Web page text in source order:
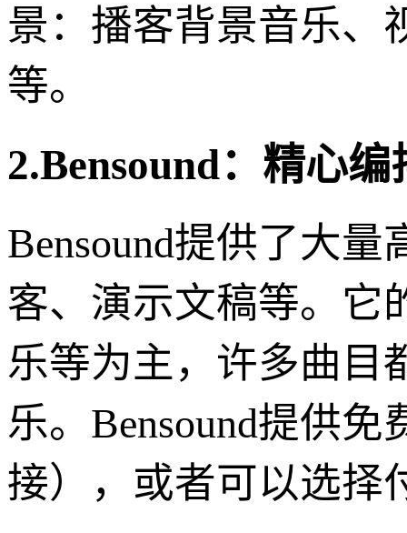
景：播客背景音乐、
等。
2.Bensound：精心
Bensound提供了大
客、演示文稿等。它
乐等为主，许多曲目
乐。Bensound提供
接），或者可以选择